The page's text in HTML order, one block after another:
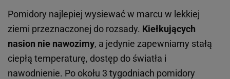
Pomidory najlepiej wysiewać w marcu w lekkiej
ziemi przeznaczonej do rozsady. Kiełkujących
nasion nie nawozimy, a jedynie zapewniamy stałą
ciepłą temperaturę, dostęp do światła i
nawodnienie. Po okołu 3 tygodniach pomidory